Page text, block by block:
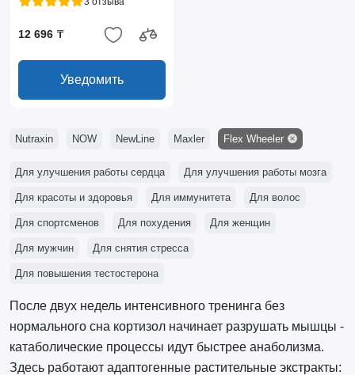
12 696 ₸
Уведомить
Nutraxin NOW NewLine Maxler Flex Wheeler
Для улучшения работы сердца Для улучшения работы мозга
Для красоты и здоровья Для иммунитета Для волос
Для спортсменов Для похудения Для женщин
Для мужчин Для снятия стресса
Для повышения тестостерона
После двух недель интенсивного тренинга без
нормального сна кортизол начинает разрушать мышцы -
катаболические процессы идут быстрее анаболизма.
Здесь работают адаптогенные растительные экстракты: